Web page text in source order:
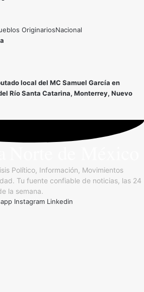
OriginariosNacional
local del MC Samuel García en
Río Santa Catarina, Monterrey, Nuevo
Político, Información, Movimientos
Tu fuente confiable de noticias, las 24
la semana.
Instagram Linkedin